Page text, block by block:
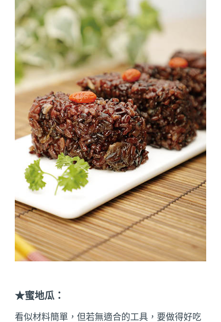
★蜜地瓜：
看似材料簡單，但若無適合的工具，要做得好吃